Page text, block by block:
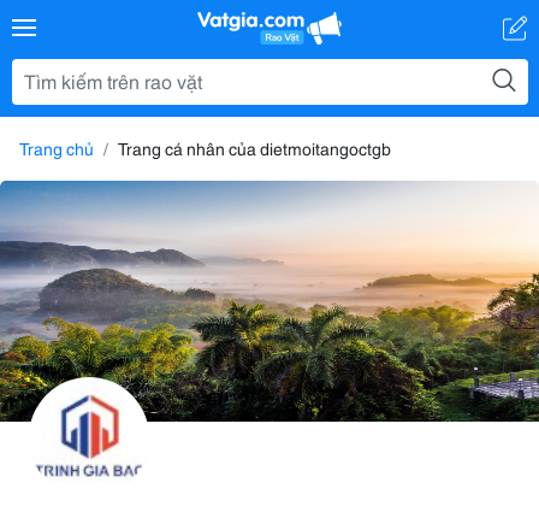
Trang chủ Trang cá nhân của dietmoitangoctgb